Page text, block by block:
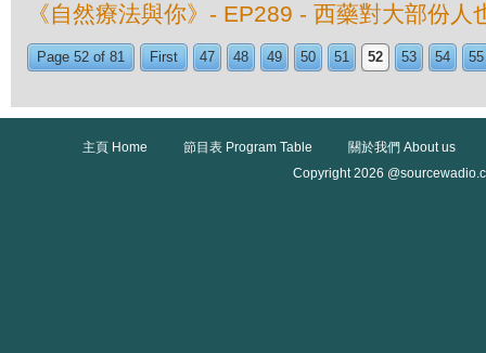
《自然療法與你》- EP289 - 西藥對大部份人
Page 52 of 81 First 47 48 49 50 51 52 53 54 55
主頁 Home 節目表 Program Table
關於我們 About us
Copyright 2026